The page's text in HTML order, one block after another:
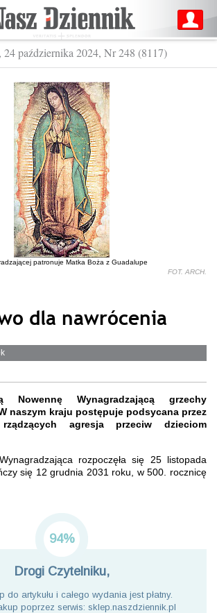
24 października 2024, Nr 248 (8117)
patronuje Matka Boża z Guadalupe
FOT. ARCH.
dla nawrócenia
Nowennę Wynagradzającą grzechy
naszym kraju postępuje podsycana przez
agresja przeciw dzieciom
rozpoczęła się 25 listopada
się 12 grudnia 2031 roku, w 500. rocznicę
94%
Drogi Czytelniku,
do artykułu i całego wydania jest płatny.
poprzez serwis: sklep.naszdziennik.pl